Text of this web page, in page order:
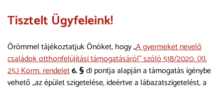
Tisztelt Ügyfeleink!
Örömmel tájékoztatjuk Önöket, hogy „A gyermeket nevelő
családok otthonfelújítási támogatásáról” szóló 518/2020. (XI.
25.) Korm. rendelet6. §d) pontja alapján a támogatás igénybe
vehető „az épület szigetelése, ideértve a lábazatszigetelést, a